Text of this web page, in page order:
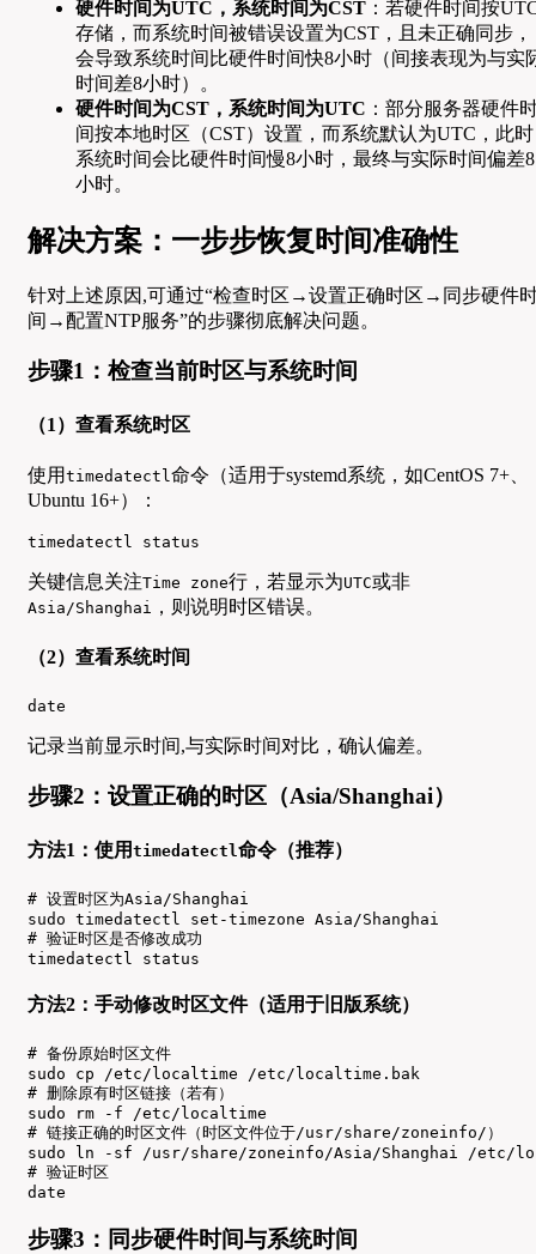
硬件时间为UTC，系统时间为CST ：若硬件时间按
存储，而系统时间被错误设置为CST，且未正确同步，
会导致系统时间比硬件时间快8小时（间接表现为与实
时间差8小时）。
硬件时间为CST，系统时间为UTC ：部分服务器硬件
间按本地时区（CST）设置，而系统默认为UTC，此时
系统时间会比硬件时间慢8小时，最终与实际时间偏差8
小时。
解决方案：一步步恢复时间准确性
针对上述原因,可通过“检查时区→设置正确时区→同步硬件
间→配置NTP服务”的步骤彻底解决问题。
步骤1：检查当前时区与系统时间
（1）查看系统时区
使用 timedatectl命令（适用于systemd系统，如CentOS 7+、
Ubuntu 16+）：
timedatectl status
关键信息关注Time zone行，若显示为UTC或非
Asia/Shanghai ，则说明时区错误。
（2）查看系统时间
date
记录当前显示时间,与实际时间对比，确认偏差。
步骤2：设置正确的时区（Asia/Shanghai）
方法1：使用 timedatectl 命令（推荐）
# 设置时区为Asia/Shanghai
sudo timedatectl set-timezone Asia/Shanghai
# 验证时区是否修改成功
timedatectl status
方法2：手动修改时区文件（适用于旧版系统）
# 备份原始时区文件
sudo cp /etc/localtime /etc/localtime.bak
# 删除原有时区链接（若有）
sudo rm -f /etc/localtime
# 链接正确的时区文件（时区文件位于/usr/share/zoneinfo/）
sudo ln -sf /usr/share/zoneinfo/Asia/Shanghai /etc/
# 验证时区
date
步骤3：同步硬件时间与系统时间